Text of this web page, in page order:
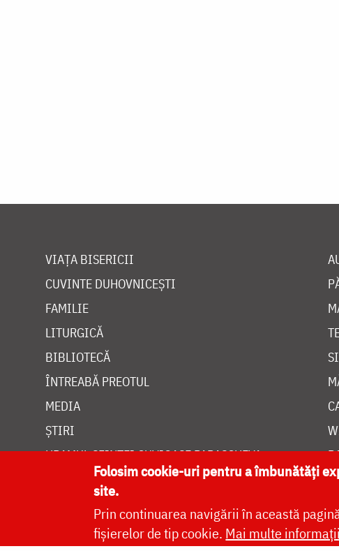
VIAȚA BISERICII
CUVINTE DUHOVNICEȘTI
FAMILIE
LITURGICĂ
BIBLIOTECĂ
ÎNTREABĂ PREOTUL
MEDIA
ȘTIRI
HRAMUL SFINTEI CUVIOASE PARASCHEVA
Site dezvoltat
Folosim cookie-uri pentru a îmbunătăți
site.
Prin continuarea navigării în această
fișierelor de tip cookie. Mai multe informații